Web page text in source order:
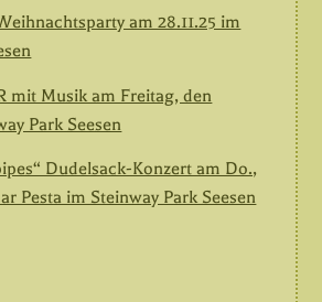
am 28.11.25 im
mit Musik am Freitag, den
Park Seesen
Dudelsack-Konzert am Do.,
Pesta im Steinway Park Seesen